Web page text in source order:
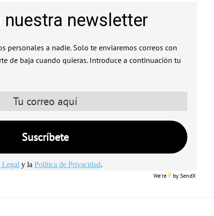
nuestra newsletter
personales a nadie. Solo te enviaremos correos con
de baja cuando quieras. Introduce a continuación tu
Legal y la Política de Privacidad.
We're bySendX